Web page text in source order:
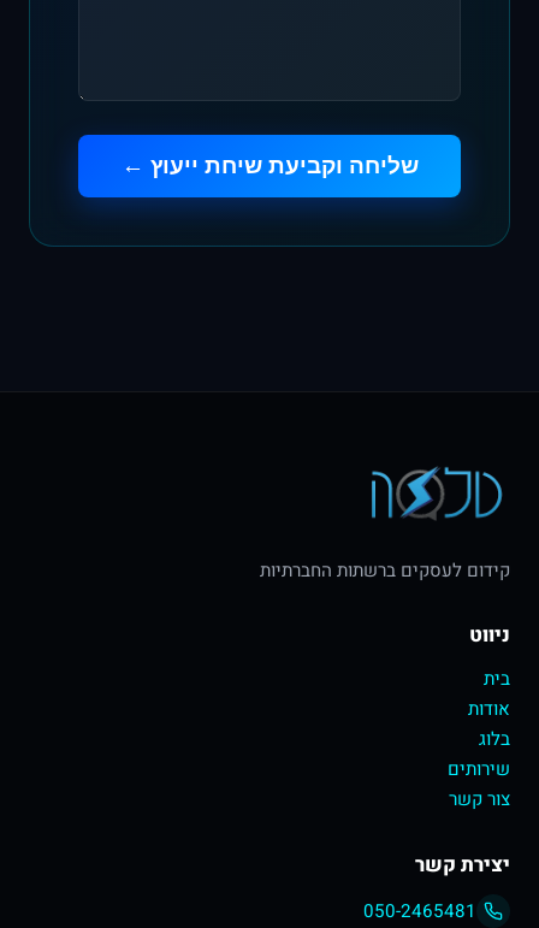
שליחה וקביעת שיחת ייעוץ ←
קידום לעסקים ברשתות החברתיות
ניווט
בית
אודות
בלוג
שירותים
צור קשר
יצירת קשר
050-2465481